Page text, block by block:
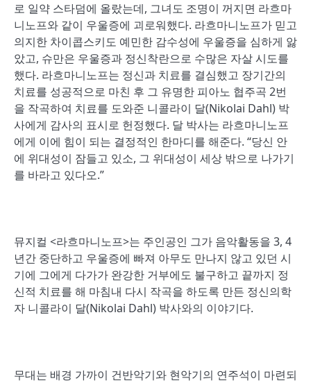
로 일약 스타덤에 올랐는데, 그녀도 조명이 꺼지면 라흐마
니노프와 같이 우울증에 괴로워했다. 라흐마니노프가 믿고
의지한 차이콥스키도 예민한 감수성에 우울증을 심하게 앓
았고, 슈만은 우울증과 정신착란으로 수많은 자살 시도를
했다. 라흐마니노프는 정신과 치료를 결심했고 장기간의
치료를 성공적으로 마친 후 그 유명한 피아노 협주곡 2번
을 작곡하여 치료를 도와준 니콜라이 달(Nikolai Dahl) 박
사에게 감사의 표시로 헌정했다. 달 박사는 라흐마니노프
에게 이에 힘이 되는 결정적인 한마디를 해준다. “당신 안
에 위대성이 잠들고 있소, 그 위대성이 세상 밖으로 나가기
를 바라고 있다오.”
뮤지컬 <라흐마니노프>는 주인공인 그가 음악활동을 3, 4
년간 중단하고 우울증에 빠져 아무도 만나지 않고 있던 시
기에 그에게 다가가 완강한 거부에도 불구하고 끝까지 정
신적 치료를 해 마침내 다시 작곡을 하도록 만든 정신의학
자 니콜라이 달(Nikolai Dahl) 박사와의 이야기다.
무대는 배경 가까이 건반악기와 현악기의 연주석이 마련되